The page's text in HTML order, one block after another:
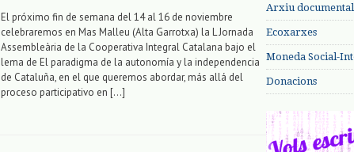
El próximo fin de semana del 14 al 16 de noviembre
celebraremos en Mas Malleu (Alta Garrotxa) la L Jornada
Assembleària de la Cooperativa Integral Catalana bajo el
lema de El paradigma de la autonomía y la independencia
de Cataluña, en el que queremos abordar, más allá del
proceso participativo en […]
Arxiu
Ecoxarxes
Moneda Social-
Donacions